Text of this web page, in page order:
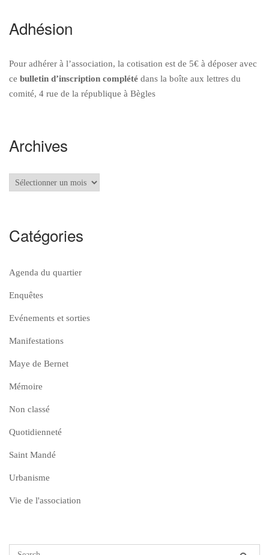
Adhésion
Pour adhérer à l’association, la cotisation est de 5€ à déposer avec
ce bulletin d’inscription complété dans la boîte aux lettres du
comité, 4 rue de la république à Bègles
Archives
Archives
Catégories
Agenda du quartier
Enquêtes
Evénements et sorties
Manifestations
Maye de Bernet
Mémoire
Non classé
Quotidienneté
Saint Mandé
Urbanisme
Vie de l'association